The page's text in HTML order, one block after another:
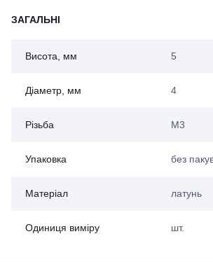
ЗАГАЛЬНІ
Висота, мм 5
Діаметр, мм 4
Різьба М3
Упаковка без
Матеріал латунь
Одиниця виміру шт.